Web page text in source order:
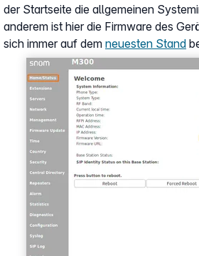
Show larger version
der Startseite die allgemeinen
anderem ist hier die Firmware des
sich immer auf dem neuesten Stand